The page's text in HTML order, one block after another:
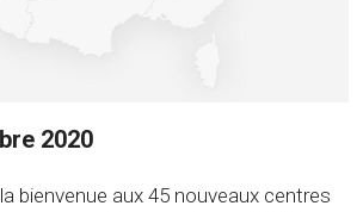
2020
bienvenue aux 45 nouveaux centres